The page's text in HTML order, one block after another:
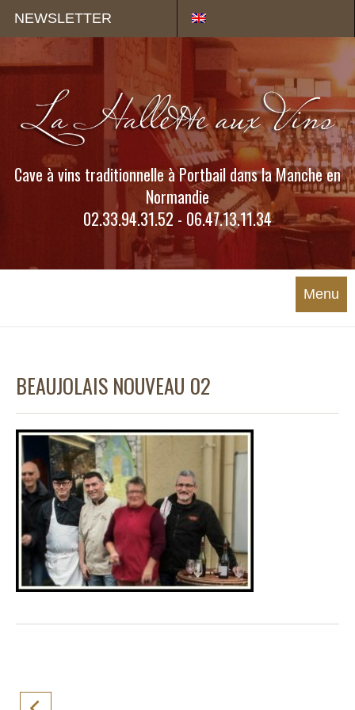
NEWSLETTER
Cave à vins traditionnelle à Portbail dans la Manche en
Normandie
02.33.94.31.52 - 06.47.13.11.34
Menu
BEAUJOLAIS NOUVEAU 02
Panneau de gestion des cookies